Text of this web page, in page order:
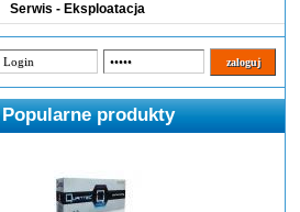
Serwis - Eksploatacja
Popularne produkty